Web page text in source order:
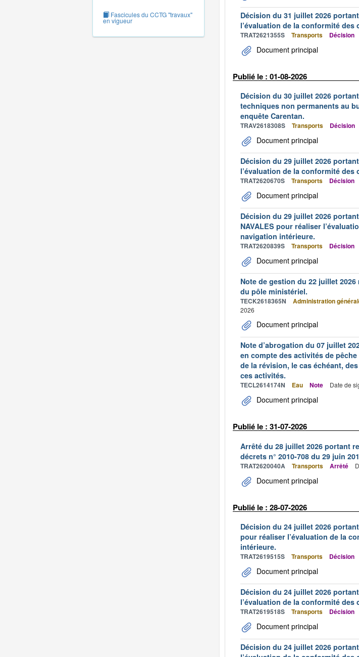
Fascicules du CCTG "travaux"
en vigueur
Décision du 31 juillet 2026
l’évaluation de la conformité
TRAT2621355S Transports Décision
Document principal
Publié le : 01-08-2026
Décision du 30 juillet 2026
techniques non permanents au
enquête Carentan.
TRAV2618308S Transports Décision
Document principal
Décision du 29 juillet 2026
l’évaluation de la conformité
TRAT2620670S Transports Décision
Document principal
Décision du 29 juillet 2026
NAVALES pour réaliser
navigation intérieure.
TRAT2620839S Transports Décision
Document principal
Note de gestion du 22 juillet
du pôle ministériel.
TECK2618365N Administration
2026
Document principal
Note d’abrogation du 07 juillet
en compte des activités de
de la révision, le cas échéant,
ces activités.
TECL2614174N Eau Note Date de
Document principal
Publié le : 31-07-2026
Arrêté du 28 juillet 2026 portant
décrets n° 2010-708 du 29 juin
TRAT2620040A Transports Arrêté
Document principal
Publié le : 28-07-2026
Décision du 24 juillet 2026
pour réaliser l’évaluation de la
intérieure.
TRAT2619515S Transports Décision
Document principal
Décision du 24 juillet 2026
l’évaluation de la conformité
TRAT2619518S Transports Décision
Document principal
Décision du 24 juillet 2026